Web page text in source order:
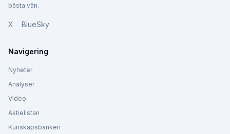
bästa vän.
X BlueSky
Navigering
Nyheter
Analyser
Video
Aktielistan
Kunskapsbanken